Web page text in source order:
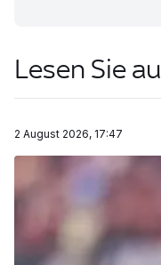
Lesen Sie
2 August 2026, 17:47